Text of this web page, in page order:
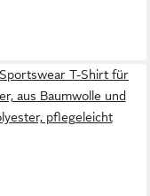
T-Shirt für
aus Baumwolle und
pflegeleicht